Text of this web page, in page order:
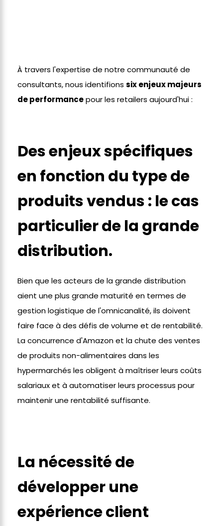
À travers l'expertise de notre communauté de
consultants, nous identifions six enjeux majeurs
de performancepour les retailers aujourd'hui :
Des enjeux spécifiques
en fonction du type de
produits vendus : le cas
particulier de la grande
distribution.
Bien que les acteurs de la grande distribution
aient une plus grande maturité en termes de
gestion logistique de l'omnicanalité, ils doivent
faire face à des défis de volume et de rentabilité.
La concurrence d'Amazon et la chute des ventes
de produits non-alimentaires dans les
hypermarchés les obligent à maîtriser leurs coûts
salariaux et à automatiser leurs processus pour
maintenir une rentabilité suffisante.
La nécessité de
développer une
expérience client